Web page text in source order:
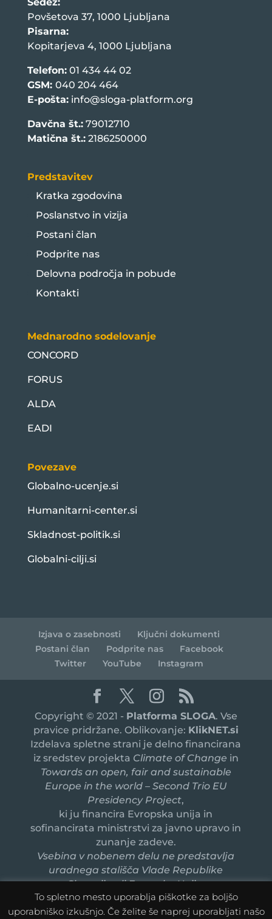
Povšetova 37, 1000 Ljubljana
Pisarna:
Kopitarjeva 4, 1000 Ljubljana
Telefon:01 434 44 02
GSM: 040 204 464
E-pošta: info@sloga-platform.org
Davčna št.:79012710
Matična št.:2186250000
Predstavitev
Kratka zgodovina
Poslanstvo in vizija
Postani član
Podprite nas
Delovna področja in pobude
Kontakti
Mednarodno sodelovanje
CONCORD
FORUS
ALDA
EADI
Povezave
Globalno-ucenje.si
Humanitarni-center.si
Skladnost-politik.si
Globalni-cilji.si
Izjava o zasebnosti
Ključni dokumenti
Postani član
Podprite nas
Facebook
Twitter
YouTube Instagram
Copyright © 2021 - Platforma SLOGA. Vse
pravice pridržane. Oblikovanje: KlikNET.si
Izdelava spletne strani je delno financirana
iz sredstev projekta Climate of Change in
Towards an open, fair and sustainable
Europe in the world – Second Trio EU
Presidency Project,
ki ju financira Evropska unija in
sofinancirata ministrstvi za javno upravo in
zunanje zadeve.
Vsebina v nobenem delu ne predstavlja
uradnega stališča Vlade Republike
Slovenije ali Evropske Unije.
To spletno mesto uporablja piškotke za boljšo
uporabniško izkušnjo. Če želite še naprej uporabljati našo